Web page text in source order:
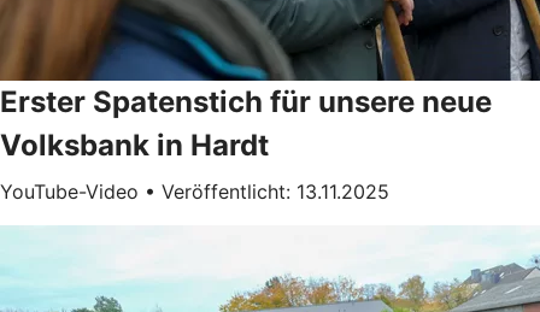
Erster Spatenstich für unsere neue
Volksbank in Hardt
YouTube-Video • Veröffentlicht: 13.11.2025